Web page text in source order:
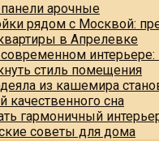
арочные
рядом с Москвой:
в Апрелевке
интерьере:
стиль помещения
из кашемира
качественного сна
гармоничный
советы для дома